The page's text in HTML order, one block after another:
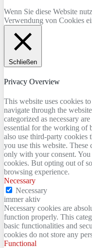
Wenn Sie diese Website
Verwendung von Cookies
Schließen
Privacy Overview
This website uses cookies
navigate through the
categorized as necessary
essential for the working of
also use third-party cookies
you use this website.
only with your consent.
cookies. But opting out of
browsing experience.
Necessary
Necessary
immer aktiv
Necessary cookies are
function properly. This
basic functionalities and
cookies do not store any
Functional